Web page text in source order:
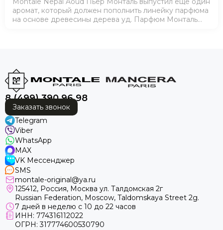
аромат, который должен пополнить линейку парфюма
на основе древесины дерева уд. Парфюм Монталь
8 (499) 390 96 98
Заказать звонок
Telegram
Viber
WhatsApp
MAX
VK Мессенджер
SMS
montale-original@ya.ru
125412, Россия, Москва ул. Талдомская 2г
Russian Federation, Moscow, Taldomskaya Street 2g.
7 дней в неделю с 10 до 22 часов
ИНН: 774316112022
ОГРН: 317774600530790